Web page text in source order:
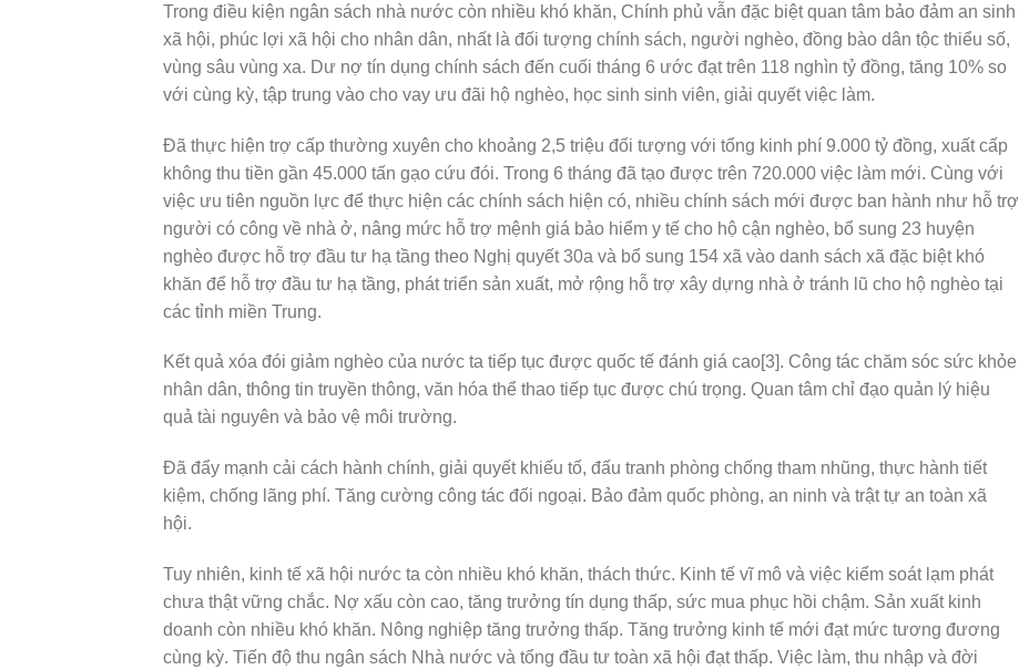
Trong điều kiện ngân sách nhà nước còn nhiều khó khăn, Chính phủ vẫn đặc biệt quan tâm bảo đảm an sinh
xã hội, phúc lợi xã hội cho nhân dân, nhất là đối tượng chính sách, người nghèo, đồng bào dân tộc thiểu số,
vùng sâu vùng xa. Dư nợ tín dụng chính sách đến cuối tháng 6 ước đạt trên 118 nghìn tỷ đồng, tăng 10% so
với cùng kỳ, tập trung vào cho vay ưu đãi hộ nghèo, học sinh sinh viên, giải quyết việc làm.
Đã thực hiện trợ cấp thường xuyên cho khoảng 2,5 triệu đối tượng với tổng kinh phí 9.000 tỷ đồng, xuất cấp
không thu tiền gần 45.000 tấn gạo cứu đói. Trong 6 tháng đã tạo được trên 720.000 việc làm mới. Cùng với
việc ưu tiên nguồn lực để thực hiện các chính sách hiện có, nhiều chính sách mới được ban hành như hỗ trợ
người có công về nhà ở, nâng mức hỗ trợ mệnh giá bảo hiểm y tế cho hộ cận nghèo, bổ sung 23 huyện
nghèo được hỗ trợ đầu tư hạ tầng theo Nghị quyết 30a và bổ sung 154 xã vào danh sách xã đặc biệt khó
khăn để hỗ trợ đầu tư hạ tầng, phát triển sản xuất, mở rộng hỗ trợ xây dựng nhà ở tránh lũ cho hộ nghèo tại
các tỉnh miền Trung.
Kết quả xóa đói giảm nghèo của nước ta tiếp tục được quốc tế đánh giá cao[3]. Công tác chăm sóc sức khỏe
nhân dân, thông tin truyền thông, văn hóa thể thao tiếp tục được chú trọng. Quan tâm chỉ đạo quản lý hiệu
quả tài nguyên và bảo vệ môi trường.
Đã đẩy mạnh cải cách hành chính, giải quyết khiếu tố, đấu tranh phòng chống tham nhũng, thực hành tiết
kiệm, chống lãng phí. Tăng cường công tác đối ngoại. Bảo đảm quốc phòng, an ninh và trật tự an toàn xã
hội.
Tuy nhiên, kinh tế xã hội nước ta còn nhiều khó khăn, thách thức. Kinh tế vĩ mô và việc kiểm soát lạm phát
chưa thật vững chắc. Nợ xấu còn cao, tăng trưởng tín dụng thấp, sức mua phục hồi chậm. Sản xuất kinh
doanh còn nhiều khó khăn. Nông nghiệp tăng trưởng thấp. Tăng trưởng kinh tế mới đạt mức tương đương
cùng kỳ. Tiến độ thu ngân sách Nhà nước và tổng đầu tư toàn xã hội đạt thấp. Việc làm, thu nhập và đời